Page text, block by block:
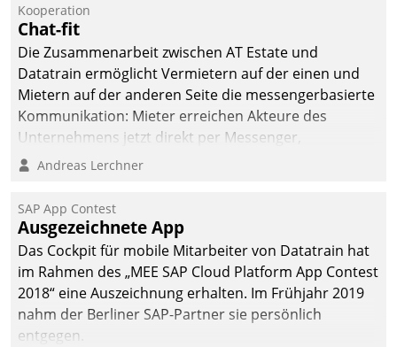
Kooperation
Chat-fit
Die Zusammenarbeit zwischen AT Estate und
Datatrain ermöglicht Vermietern auf der einen und
Mietern auf der anderen Seite die messengerbasierte
Kommunikation: Mieter erreichen Akteure des
Unternehmens jetzt direkt per Messenger,
Mitarbeiter oder Dienstleister empfangen oder
Andreas Lerchner
SAP App Contest
Ausgezeichnete App
Das Cockpit für mobile Mitarbeiter von Datatrain hat
im Rahmen des „MEE SAP Cloud Platform App Contest
2018“ eine Auszeichnung erhalten. Im Frühjahr 2019
nahm der Berliner SAP-Partner sie persönlich
entgegen.